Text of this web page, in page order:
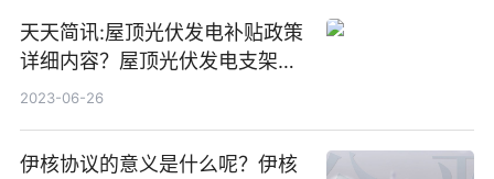
天天简讯:屋顶光伏发电补贴政策
详细内容？屋顶光伏发电支架价
格一般是多少？
2023-06-26
伊核协议的意义是什么呢？伊核